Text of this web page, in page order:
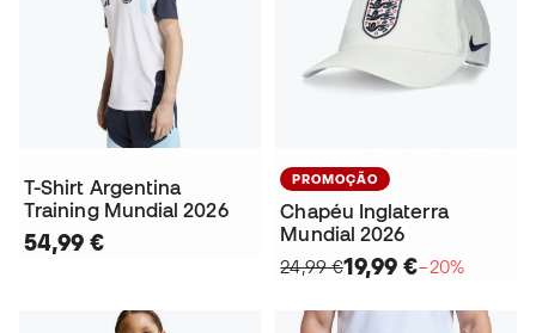
T-Shirt Argentina
Training Mundial 2026
54,99 €
PROMOÇÃO
Chapéu Inglaterra
Mundial 2026
24,99 €19,99 €−20%